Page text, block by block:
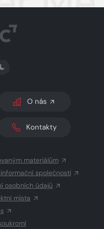
SVĚTLÝ/TMAVÝ REŽIM
O nás
Kontakty
materiálům
společnosti
osobních údajů
místa